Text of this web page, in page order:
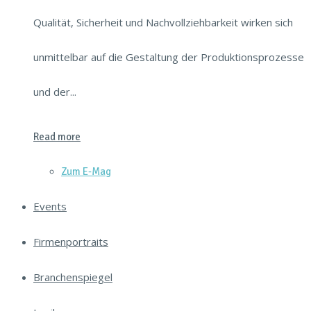
Qualität, Sicherheit und Nachvollziehbarkeit wirken sich
unmittelbar auf die Gestaltung der Produktionsprozesse
und der...
Read more
Zum E‑Mag
Events
Firmenportraits
Branchenspiegel